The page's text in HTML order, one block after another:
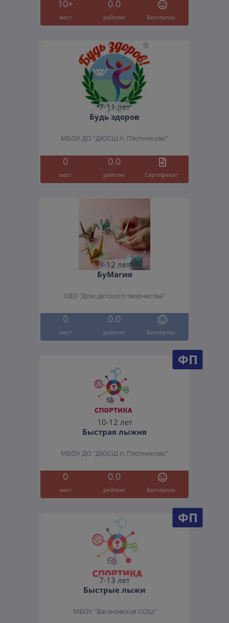
10+ 0.0
мест рейтинг Бесплатно
7-11 лет
Будь здоров
МБОУ ДО "ДЮСШ п. Плотниково"
0 0.0
мест рейтинг Cертификат
9-12 лет
БуМагия
УДО "Дом детского творчества"
0 0.0
мест рейтинг Бесплатно
ФП
10-12 лет
Быстрая лыжня
МБОУ ДО "ДЮСШ п. Плотниково"
0 0.0
мест рейтинг Бесплатно
ФП
7-13 лет
Быстрые лыжи
МБОУ "Вагановская СОШ"